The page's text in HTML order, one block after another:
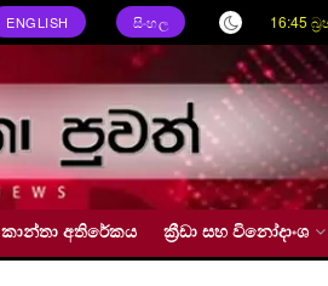
ENGLISH සිංහල 16:45
කාන්තා අතිරේකය ක්‍රීඩා සහ විනෝදාංශ